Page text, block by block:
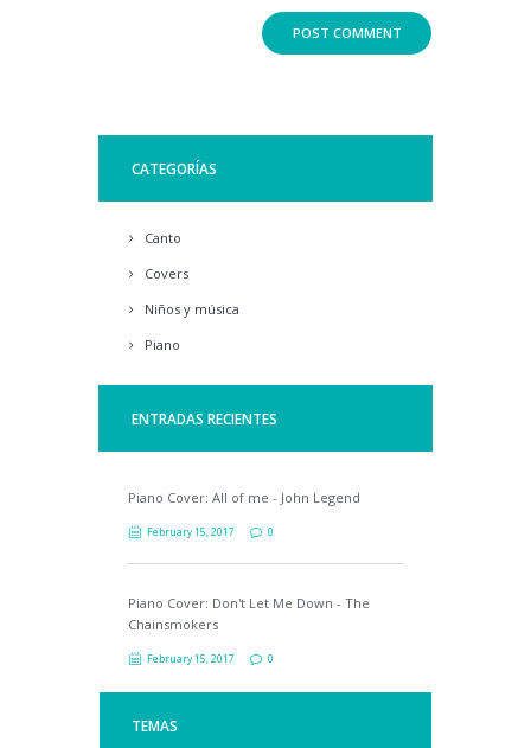
CATEGORÍAS
Canto
Covers
Niños y música
Piano
ENTRADAS RECIENTES
Piano Cover: All of me - John Legend
February 15, 2017 0
Piano Cover: Don't Let Me Down - The
Chainsmokers
February 15, 2017 0
TEMAS